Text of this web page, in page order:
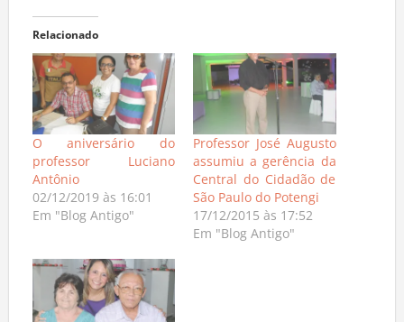
Relacionado
O aniversário do
professor Luciano
Antônio
02/12/2019 às 16:01
Em "Blog Antigo"
Professor José Augusto
assumiu a gerência da
Central do Cidadão de
São Paulo do Potengi
17/12/2015 às 17:52
Em "Blog Antigo"